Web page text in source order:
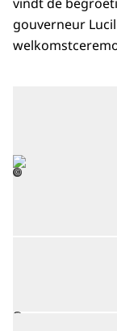
gouverneur
©
©